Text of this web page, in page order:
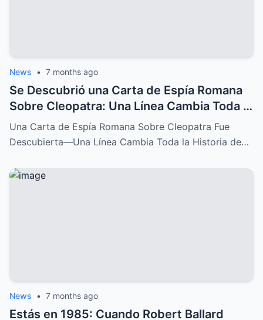
News • 7 months ago
Se Descubrió una Carta de Espía Romana
Sobre Cleopatra: Una Línea Cambia Toda la
Historia de su Caída
Una Carta de Espía Romana Sobre Cleopatra Fue
Descubierta—Una Línea Cambia Toda la Historia de…
News • 7 months ago
Estás en 1985: Cuando Robert Ballard